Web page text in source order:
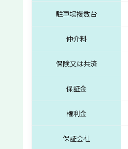
駐車場複数台
仲介料
保険又は共済
保証金
権利金
保証会社